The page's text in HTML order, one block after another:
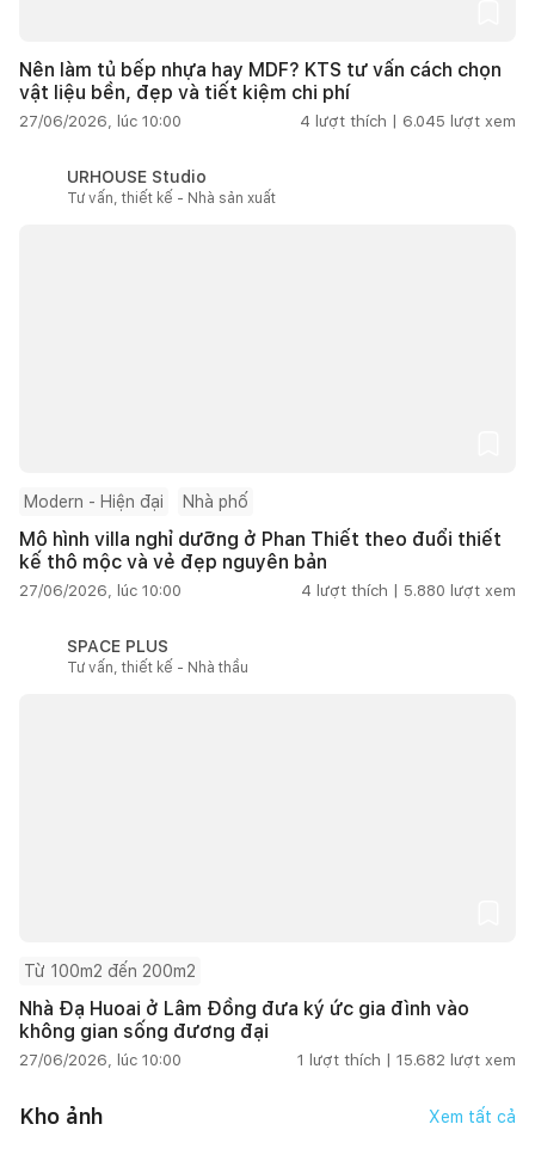
Nên làm tủ bếp nhựa hay MDF? KTS tư vấn cách chọn
vật liệu bền, đẹp và tiết kiệm chi phí
27/06/2026, lúc 10:00 4 lượt thích | 6.045 lượt xem
URHOUSE Studio
Tư vấn, thiết kế - Nhà sản xuất
Modern - Hiện đại Nhà phố
Mô hình villa nghỉ dưỡng ở Phan Thiết theo đuổi thiết
kế thô mộc và vẻ đẹp nguyên bản
27/06/2026, lúc 10:00 4 lượt thích | 5.880 lượt xem
SPACE PLUS
Tư vấn, thiết kế - Nhà thầu
Từ 100m2 đến 200m2
Nhà Đạ Huoai ở Lâm Đồng đưa ký ức gia đình vào
không gian sống đương đại
27/06/2026, lúc 10:00 1 lượt thích | 15.682 lượt xem
Kho ảnh Xem tất cả